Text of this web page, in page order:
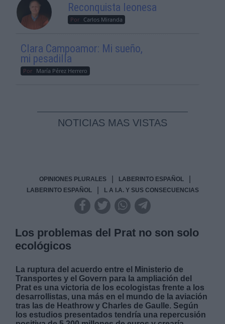
Reconquista leonesa
Por Carlos Miranda
Clara Campoamor: Mi sueño,
mi pesadilla
Por María Pérez Herrero
NOTICIAS MAS VISTAS
OPINIONES PLURALES LABERINTO ESPAÑOL
LABERINTO ESPAÑOL L A I.A. Y SUS CONSECUENCIAS
Los problemas del Prat no son solo
ecológicos
La ruptura del acuerdo entre el Ministerio de
Transportes y el Govern para la ampliación del
Prat es una victoria de los ecologistas frente a los
desarrollistas, una más en el mundo de la aviación
tras las de Heathrow y Charles de Gaulle. Según
los estudios presentados tendría una repercusión